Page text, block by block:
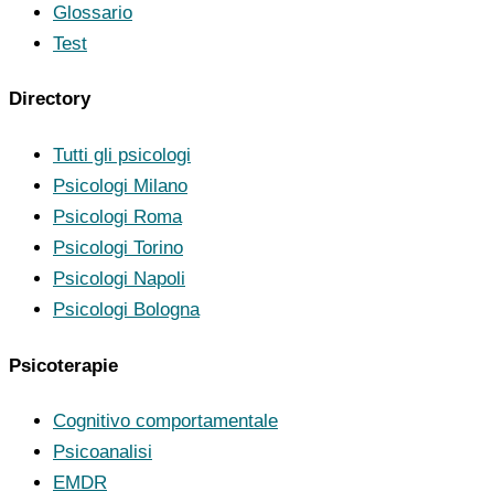
Glossario
Test
Directory
Tutti gli psicologi
Psicologi Milano
Psicologi Roma
Psicologi Torino
Psicologi Napoli
Psicologi Bologna
Psicoterapie
Cognitivo comportamentale
Psicoanalisi
EMDR